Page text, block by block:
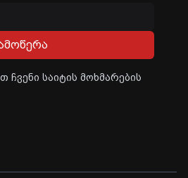
ჩვენი საიტის მოხმარების